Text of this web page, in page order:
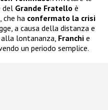
del Grande Fratello è
che ha confermato la crisi
a causa della distanza e
lontananza, Franchi e
un periodo semplice.